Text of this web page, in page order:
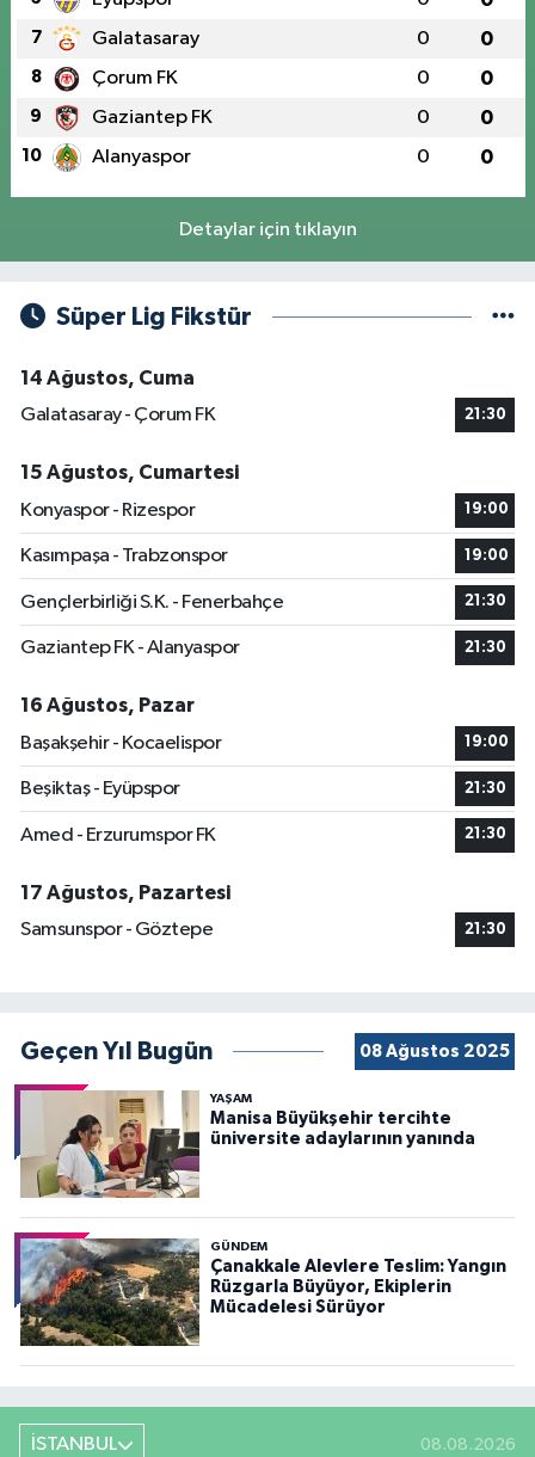
7 Galatasaray 0 0
8 Çorum FK 0 0
9 Gaziantep FK 0 0
10 Alanyaspor 0 0
Detaylar için tıklayın
Süper Lig Fikstür
14 Ağustos, Cuma
Galatasaray - Çorum FK
21:30
15 Ağustos, Cumartesi
Konyaspor - Rizespor
19:00
Kasımpaşa - Trabzonspor 19:00
Gençlerbirliği S.K. - Fenerbahçe 21:30
Gaziantep FK - Alanyaspor 21:30
16 Ağustos, Pazar
Başakşehir - Kocaelispor
19:00
Beşiktaş - Eyüpspor 21:30
Amed - Erzurumspor FK 21:30
17 Ağustos, Pazartesi
Samsunspor - Göztepe
21:30
Geçen Yıl Bugün 08 Ağustos 2025
YAŞAM
Manisa Büyükşehir tercihte
üniversite adaylarının yanında
GÜNDEM
Çanakkale Alevlere Teslim: Yangın
Rüzgarla Büyüyor, Ekiplerin
Mücadelesi Sürüyor
İSTANBUL 08.08.2026